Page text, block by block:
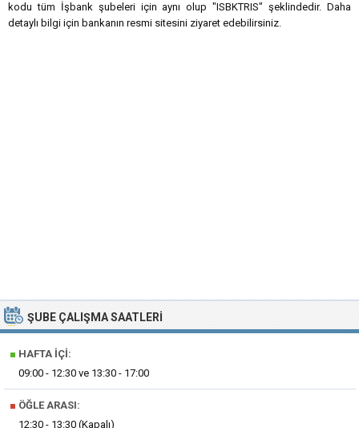
kodu tüm İşbank şubeleri için aynı olup "ISBKTRIS" şeklindedir. Daha
detaylı bilgi için bankanın resmi sitesini ziyaret edebilirsiniz.
ŞUBE ÇALIŞMA SAATLERI
■ HAFTA İÇI:
09:00 - 12:30 ve 13:30 - 17:00
■ ÖĞLE ARASI:
12:30 - 13:30 (Kapalı)